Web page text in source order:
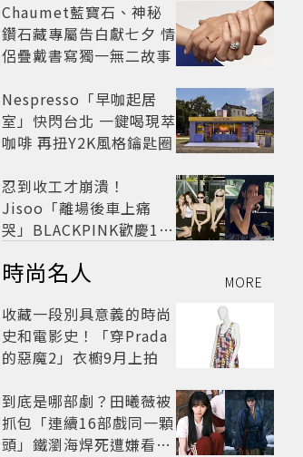
Chaumet藍寶石、神秘
鑽石藏專屬告白獻七夕 情
侶疊戴書寫獨一無二故事
Nespresso「早咖起居
室」快閃台北 一鍵喝現萃
咖啡 再扭Y2K風格鑰匙圈
忍到收工才崩潰！
Jisoo「離場後車上痛
哭」BLACKPINK歡慶10
超心疼
時尚名人 MORE
收藏一段別具意義的時尚
史和電影史！「穿Prada
的惡魔2」衣櫥9月上拍
到底是哪部劇？田曦薇被
抓包「連續16部戲同一顆
頭」鐵瀏海焊死遭嫌看膩